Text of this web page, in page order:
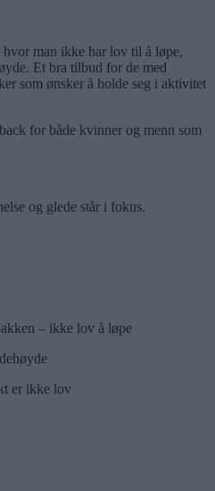
man ikke har lov til å løpe,
Et bra tilbud for de med
som ønsker å holde seg i aktivitet
for både kvinner og menn som
og glede står i fokus.
– ikke lov å løpe
er ikke lov